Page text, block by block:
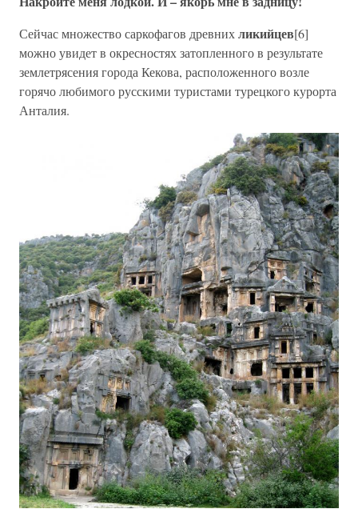
Сейчас множество саркофагов древнихликийцев[6]
можно увидет в окресностях затопленного в результате
землетрясения города Кекова, расположенного возле
горячо любимого русскими туристами турецкого курорта
Анталия.